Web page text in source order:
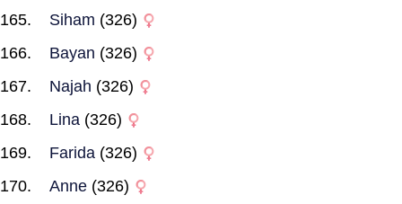
Siham (326)
Bayan (326)
Najah (326)
Lina (326)
Farida (326)
Anne (326)